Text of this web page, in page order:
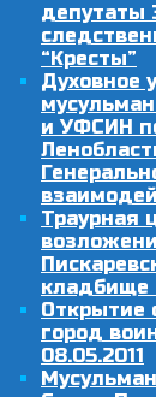
депутаты
“Кресты”
Духовное
и УФСИН
Траурная
кладбище
Открытие
город
08.05.2011